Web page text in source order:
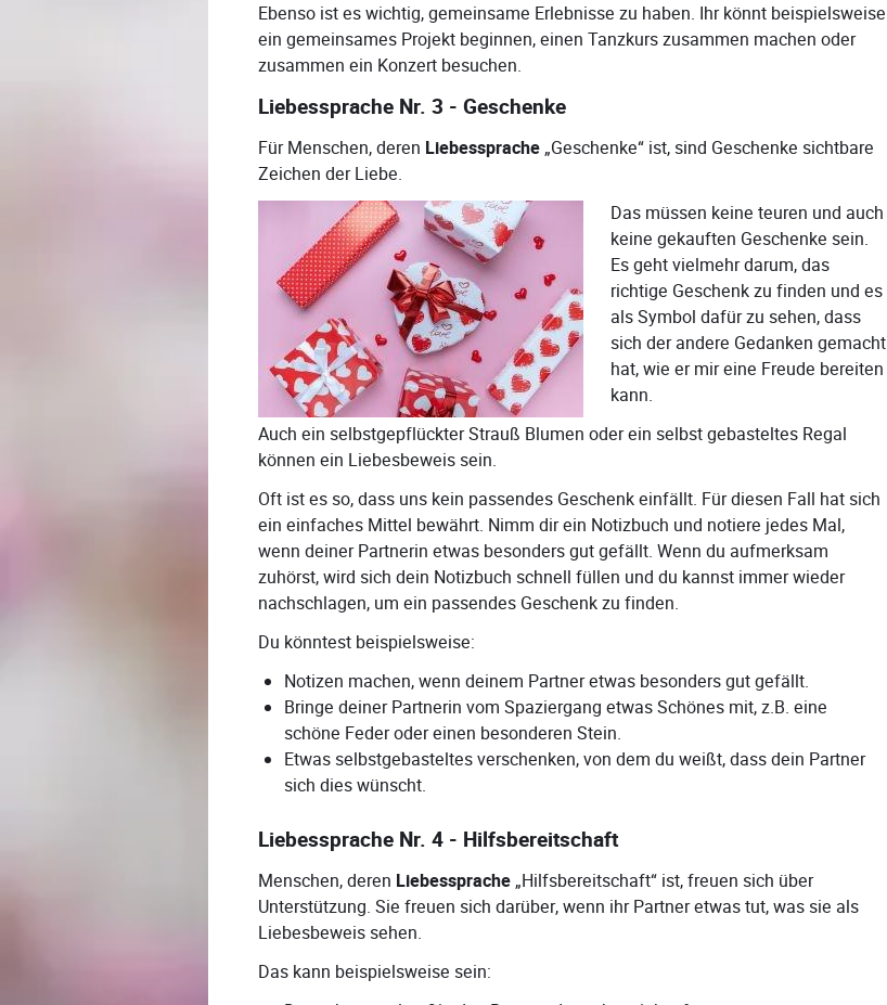
Ebenso ist es wichtig, gemeinsame Erlebnisse zu haben. Ihr könnt beispielsweise
ein gemeinsames Projekt beginnen, einen Tanzkurs zusammen machen oder
zusammen ein Konzert besuchen.
Liebessprache Nr. 3 - Geschenke
Für Menschen, deren Liebessprache„Geschenke“ ist, sind Geschenke sichtbare
Zeichen der Liebe.
Das müssen keine teuren und auch
keine gekauften Geschenke sein.
Es geht vielmehr darum, das
richtige Geschenk zu finden und es
als Symbol dafür zu sehen, dass
sich der andere Gedanken gemacht
hat, wie er mir eine Freude bereiten
kann.
Auch ein selbstgepflückter Strauß Blumen oder ein selbst gebasteltes Regal
können ein Liebesbeweis sein.
Oft ist es so, dass uns kein passendes Geschenk einfällt. Für diesen Fall hat sich
ein einfaches Mittel bewährt. Nimm dir ein Notizbuch und notiere jedes Mal,
wenn deiner Partnerin etwas besonders gut gefällt. Wenn du aufmerksam
zuhörst, wird sich dein Notizbuch schnell füllen und du kannst immer wieder
nachschlagen, um ein passendes Geschenk zu finden.
Du könntest beispielsweise:
Notizen machen, wenn deinem Partner etwas besonders gut gefällt.
Bringe deiner Partnerin vom Spaziergang etwas Schönes mit, z.B. eine
schöne Feder oder einen besonderen Stein.
Etwas selbstgebasteltes verschenken, von dem du weißt, dass dein Partner
sich dies wünscht.
Liebessprache Nr. 4 - Hilfsbereitschaft
Menschen, deren Liebessprache„Hilfsbereitschaft“ ist, freuen sich über
Unterstützung. Sie freuen sich darüber, wenn ihr Partner etwas tut, was sie als
Liebesbeweis sehen.
Das kann beispielsweise sein: